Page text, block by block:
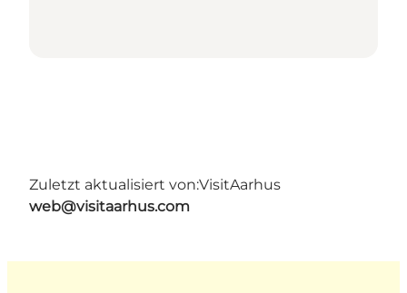
Zuletzt aktualisiert von:VisitAarhus
web@visitaarhus.com